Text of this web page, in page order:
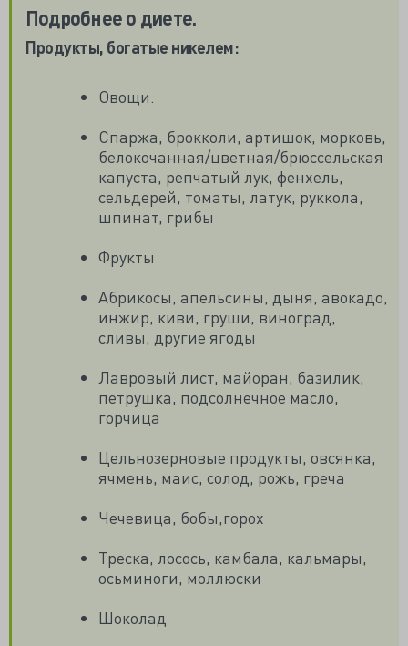
Подробнее о диете.
Продукты, богатые никелем:
Овощи.
Спаржа, брокколи, артишок, морковь,
белокочанная/цветная/брюссельская
капуста, репчатый лук, фенхель,
сельдерей, томаты, латук, руккола,
шпинат, грибы
Фрукты
Абрикосы, апельсины, дыня, авокадо,
инжир, киви, груши, виноград,
сливы, другие ягоды
Лавровый лист, майоран, базилик,
петрушка, подсолнечное масло,
горчица
Цельнозерновые продукты, овсянка,
ячмень, маис, солод, рожь, греча
Чечевица, бобы,горох
Треска, лосось, камбала, кальмары,
осьминоги, моллюски
Шоколад